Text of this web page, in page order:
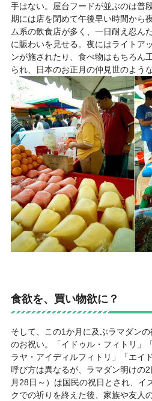
手はない。屋台フードが並ぶのは普
期には店を閉めて午後早い時間から
ム系の飲食店が多く、一日耐え忍ん
に賑わいを見せる。夜にはライトア
ンが施されたり、食べ物はもちろん
られ、日本のお正月の仲見世のよう
食欲を、買い物欲に？
そして、この1か月に及ぶラマダン
のお祝い。「イドゥル・フィトリ」
ラヤ・アイディルフィトリ」「エイ
呼び方は異なるが、ラマダン明けの
月28日～）は国民の祝日とされ、イ
クでの祈りを終えた後、家族や友人